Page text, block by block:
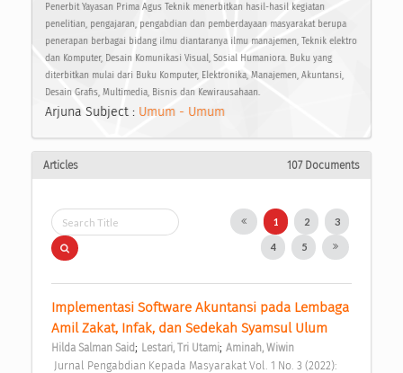
Penerbit Yayasan Prima Agus Teknik menerbitkan hasil-hasil kegiatan
penelitian, pengajaran, pengabdian dan pemberdayaan masyarakat berupa
penerapan berbagai bidang ilmu diantaranya ilmu manajemen, Teknik elektro
dan Komputer, Desain Komunikasi Visual, Sosial Humaniora. Buku yang
diterbitkan mulai dari Buku Komputer, Elektronika, Manajemen, Akuntansi,
Desain Grafis, Multimedia, Bisnis dan Kewirausahaan.
Arjuna Subject : Umum - Umum
Articles 107 Documents
1 2 3
4 5
Implementasi Software Akuntansi pada Lembaga
Amil Zakat, Infak, dan Sedekah Syamsul Ulum
Hilda Salman Said; Lestari, Tri Utami; Aminah, Wiwin